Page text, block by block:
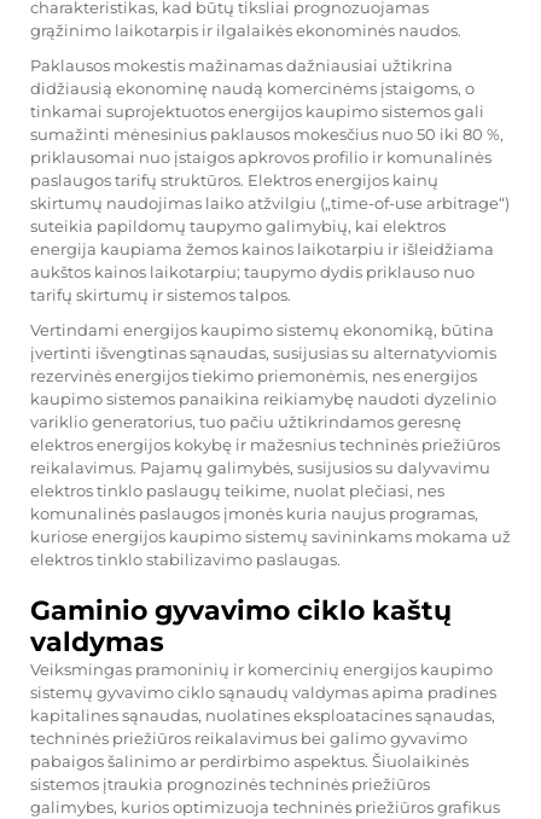
charakteristikas, kad būtų tiksliai prognozuojamas
grąžinimo laikotarpis ir ilgalaikės ekonominės naudos.
Paklausos mokestis mažinamas dažniausiai užtikrina
didžiausią ekonominę naudą komercinėms įstaigoms, o
tinkamai suprojektuotos energijos kaupimo sistemos gali
sumažinti mėnesinius paklausos mokesčius nuo 50 iki 80 %,
priklausomai nuo įstaigos apkrovos profilio ir komunalinės
paslaugos tarifų struktūros. Elektros energijos kainų
skirtumų naudojimas laiko atžvilgiu („time-of-use arbitrage“)
suteikia papildomų taupymo galimybių, kai elektros
energija kaupiama žemos kainos laikotarpiu ir išleidžiama
aukštos kainos laikotarpiu; taupymo dydis priklauso nuo
tarifų skirtumų ir sistemos talpos.
Vertindami energijos kaupimo sistemų ekonomiką, būtina
įvertinti išvengtinas sąnaudas, susijusias su alternatyviomis
rezervinės energijos tiekimo priemonėmis, nes energijos
kaupimo sistemos panaikina reikiamybę naudoti dyzelinio
variklio generatorius, tuo pačiu užtikrindamos geresnę
elektros energijos kokybę ir mažesnius techninės priežiūros
reikalavimus. Pajamų galimybės, susijusios su dalyvavimu
elektros tinklo paslaugų teikime, nuolat plečiasi, nes
komunalinės paslaugos įmonės kuria naujus programas,
kuriose energijos kaupimo sistemų savininkams mokama už
elektros tinklo stabilizavimo paslaugas.
Gaminio gyvavimo ciklo kaštų
valdymas
Veiksmingas pramoninių ir komercinių energijos kaupimo
sistemų gyvavimo ciklo sąnaudų valdymas apima pradines
kapitalines sąnaudas, nuolatines eksploatacines sąnaudas,
techninės priežiūros reikalavimus bei galimo gyvavimo
pabaigos šalinimo ar perdirbimo aspektus. Šiuolaikinės
sistemos įtraukia prognozinės techninės priežiūros
galimybes, kurios optimizuoja techninės priežiūros grafikus